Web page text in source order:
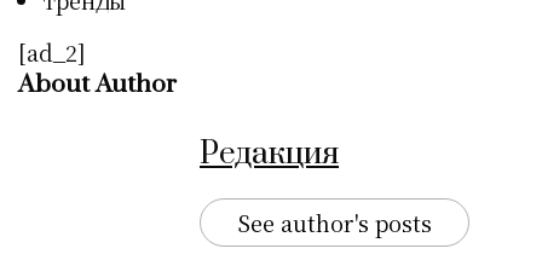
[ad_2]
About Author
Редакция
See author's posts